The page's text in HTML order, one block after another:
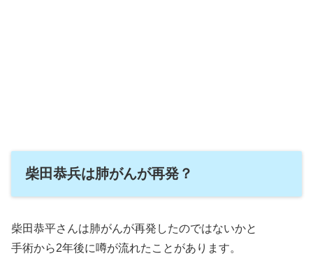
柴田恭兵は肺がんが再発？
柴田恭平さんは肺がんが再発したのではないかと
手術から2年後に噂が流れたことがあります。